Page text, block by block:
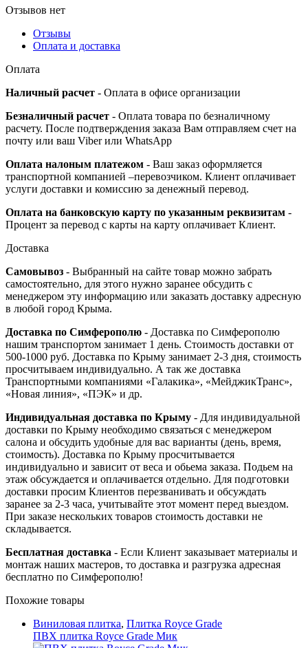
Отзывов нет
Отзывы
Оплата и доставка
Оплата
Наличный расчет - Оплата в офисе организации
Безналичный расчет - Оплата товара по безналичному
расчету. После подтверждения заказа Вам отправляем счет на
почту или ваш Viber или WhatsApp
Оплата налоным платежом - Ваш заказ оформляется
транспортной компанией –перевозчиком. Клиент оплачивает
услуги доставки и комиссию за денежный перевод.
Оплата на банковскую карту по указанным реквизитам -
Процент за перевод с карты на карту оплачивает Клиент.
Доставка
Самовывоз - Выбранный на сайте товар можно забрать
самостоятельно, для этого нужно заранее обсудить с
менеджером эту информацию или заказать доставку адресную
в любой город Крыма.
Доставка по Симферополю - Доставка по Симферополю
нашим транспортом занимает 1 день. Стоимость доставки от
500-1000 руб. Доставка по Крыму занимает 2-3 дня, стоимость
просчитываем индивидуально. А так же доставка
Транспортными компаниями «Галакика», «МейджикТранс»,
«Новая линия», «ПЭК» и др.
Индивидуальная доставка по Крыму - Для индивидуальной
доставки по Крыму необходимо связаться с менеджером
салона и обсудить удобные для вас варианты (день, время,
стоимость). Доставка по Крыму просчитывается
индивидуально и зависит от веса и обьема заказа. Подьем на
этаж обсуждается и оплачивается отдельно. Для подготовки
доставки просим Клиентов перезванивать и обсуждать
заранее за 2-3 часа, учитывайте этот момент перед выездом.
При заказе нескольких товаров стоимость доставки не
складывается.
Бесплатная доставка - Если Клиент заказывает материалы и
монтаж наших мастеров, то доставка и разгрузка адресная
бесплатно по Симферополю!
Похожие товары
Виниловая плитка, Плитка Royce Grade
ПВХ плитка Royce Grade Мик